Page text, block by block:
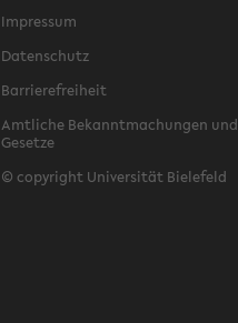
Impressum
Datenschutz
Barrierefreiheit
Amtliche Bekanntmachungen und
Gesetze
© copyright Universität Bielefeld